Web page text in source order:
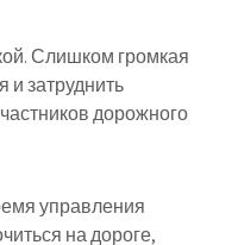
Слишком громкая
и затруднить
дорожного
управления
на дороге,